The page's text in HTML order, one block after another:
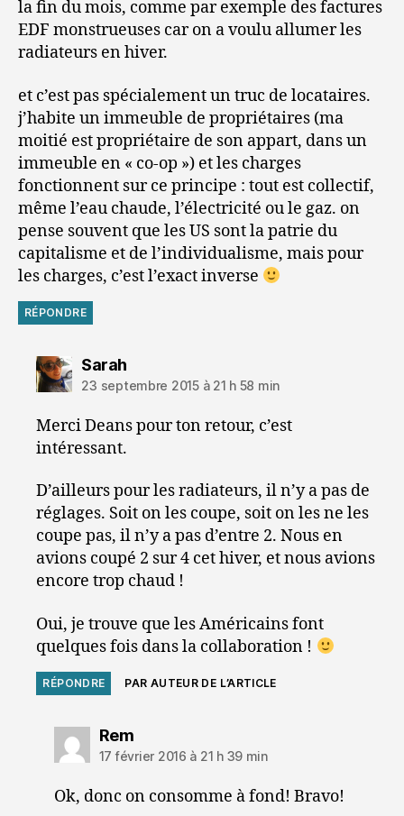
la fin du mois, comme par exemple des factures
EDF monstrueuses car on a voulu allumer les
radiateurs en hiver.
et c’est pas spécialement un truc de locataires.
j’habite un immeuble de propriétaires (ma
moitié est propriétaire de son appart, dans un
immeuble en « co-op ») et les charges
fonctionnent sur ce principe : tout est collectif,
même l’eau chaude, l’électricité ou le gaz. on
pense souvent que les US sont la patrie du
capitalisme et de l’individualisme, mais pour
les charges, c’est l’exact inverse
RÉPONDRE
Sarahdit :
23 septembre 2015 à 21 h 58 min
Merci Deans pour ton retour, c’est
intéressant.
D’ailleurs pour les radiateurs, il n’y a pas de
réglages. Soit on les coupe, soit on les ne les
coupe pas, il n’y a pas d’entre 2. Nous en
avions coupé 2 sur 4 cet hiver, et nous avions
encore trop chaud !
Oui, je trouve que les Américains font
quelques fois dans la collaboration !
RÉPONDRE PAR AUTEUR DE L’ARTICLE
Remdit :
17 février 2016 à 21 h 39 min
Ok, donc on consomme à fond! Bravo!